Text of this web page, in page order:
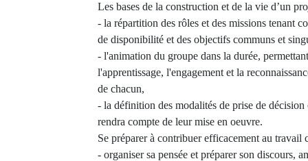
Les bases de la construction et de la vie d’un
- la répartition des rôles et des missions tenant
de disponibilité et des objectifs communs et
- l'animation du groupe dans la durée,
l'apprentissage, l'engagement et la
de chacun,
- la définition des modalités de prise de
rendra compte de leur mise en oeuvre.
Se préparer à contribuer efficacement au travail
- organiser sa pensée et préparer son discours,